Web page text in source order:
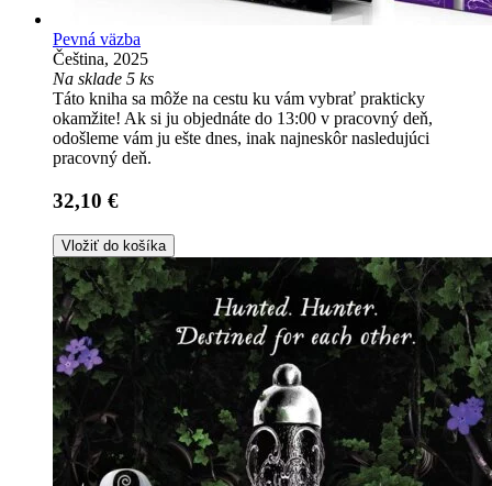
Pevná väzba
Čeština, 2025
Na sklade 5 ks
Táto kniha sa môže na cestu ku vám vybrať prakticky
okamžite! Ak si ju objednáte do 13:00 v pracovný deň,
odošleme vám ju ešte dnes, inak najneskôr nasledujúci
pracovný deň.
32,10 €
Vložiť do košíka